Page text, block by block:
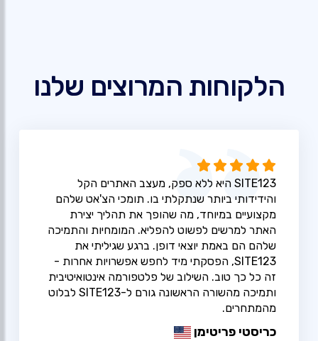
הלקוחות המרוצים שלנו
SITE123 היא ללא ספק, מעצב האתרים הקל
והידידותי ביותר שנתקלתי בו. תומכי הצ'אט שלהם
מקצועיים במיוחד, מה שהופך את תהליך יצירת
האתר למרשים לפשוט להפליא. המומחיות והתמיכה
שלהם הם באמת יוצאי דופן. ברגע שגיליתי את
SITE123, הפסקתי מיד לחפש אפשרויות אחרות -
זה כל כך טוב. השילוב של פלטפורמה אינטואיטיבית
ותמיכה מהשורה הראשונה גורם ל-SITE123 לבלוט
מהמתחרים.
כריסטי פריטימן